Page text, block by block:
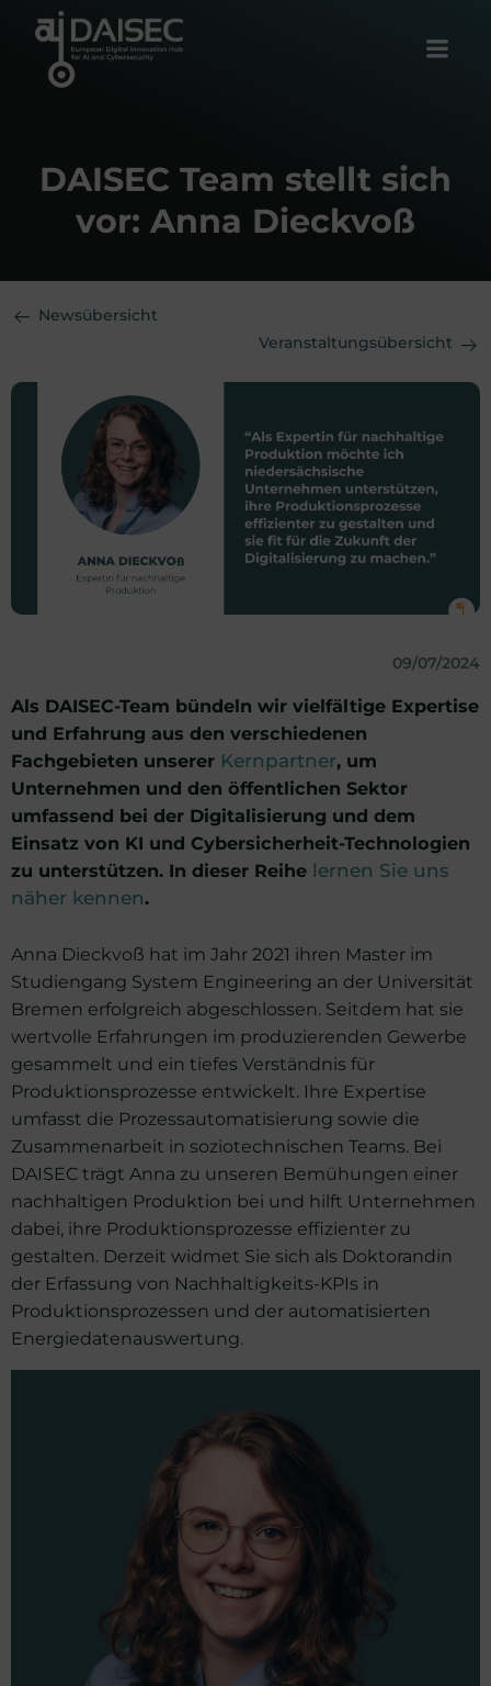
DAISEC Team stellt sich
vor: Anna Dieckvoß
Newsübersicht
Veranstaltungsübersicht
09/07/2024
Als DAISEC-Team bündeln wir vielfältige Expertise
und Erfahrung aus den verschiedenen
Fachgebieten unserer Kernpartner, um
Unternehmen und den öffentlichen Sektor
umfassend bei der Digitalisierung und dem
Einsatz von KI und Cybersicherheit-Technologien
zu unterstützen. In dieser Reihe lernen Sie uns
näher kennen.
Anna Dieckvoß hat im Jahr 2021 ihren Master im
Studiengang System Engineering an der Universität
Bremen erfolgreich abgeschlossen. Seitdem hat sie
wertvolle Erfahrungen im produzierenden Gewerbe
gesammelt und ein tiefes Verständnis für
Produktionsprozesse entwickelt. Ihre Expertise
umfasst die Prozessautomatisierung sowie die
Zusammenarbeit in soziotechnischen Teams. Bei
DAISEC trägt Anna zu unseren Bemühungen einer
nachhaltigen Produktion bei und hilft Unternehmen
dabei, ihre Produktionsprozesse effizienter zu
gestalten. Derzeit widmet Sie sich als Doktorandin
der Erfassung von Nachhaltigkeits-KPIs in
Produktionsprozessen und der automatisierten
Energiedatenauswertung.